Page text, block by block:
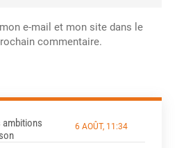
e-mail et mon site dans le
commentaire.
ambitions
6 AOÛT, 11:34